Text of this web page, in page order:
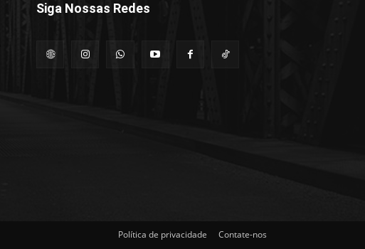
Siga Nossas Redes
Política de privacidade Contate-nos